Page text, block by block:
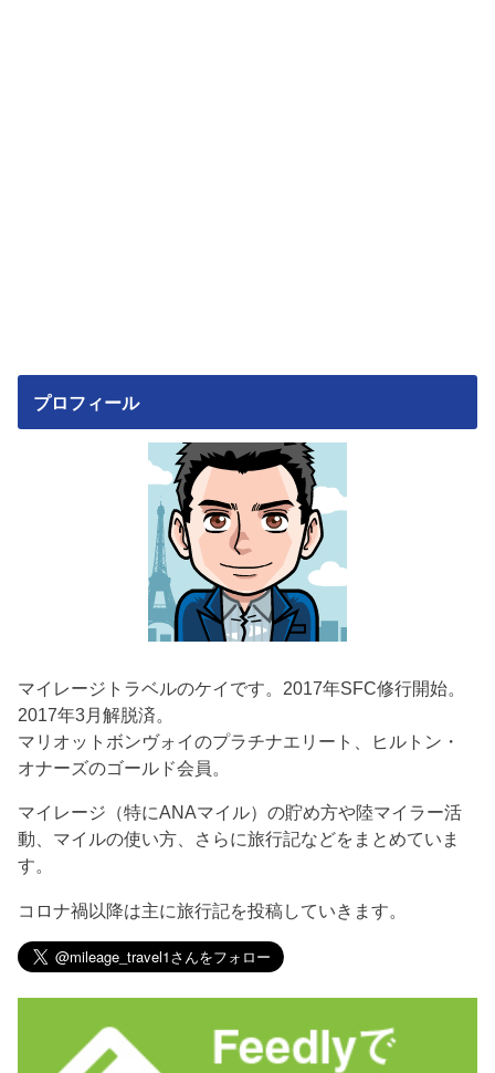
プロフィール
マイレージトラベルのケイです。2017年SFC修行開始。
2017年3月解脱済。
マリオットボンヴォイのプラチナエリート、ヒルトン・
オナーズのゴールド会員。
マイレージ（特にANAマイル）の貯め方や陸マイラー活
動、マイルの使い方、さらに旅行記などをまとめていま
す。
コロナ禍以降は主に旅行記を投稿していきます。